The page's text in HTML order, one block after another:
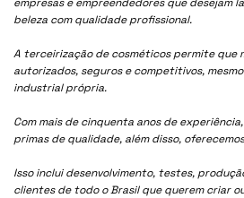
beleza com qualidade profissional.
A terceirização de cosméticos permite que
autorizados, seguros e competitivos,
industrial própria.
Com mais de cinquenta anos de
primas de qualidade, além disso,
Isso inclui desenvolvimento, testes,
clientes de todo o Brasil que querem criar